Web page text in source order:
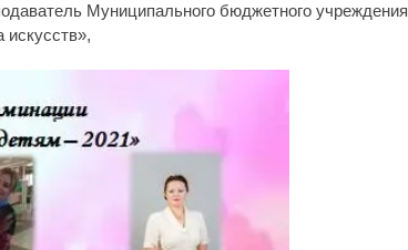
Муниципального бюджетного учреждения
искусств»,